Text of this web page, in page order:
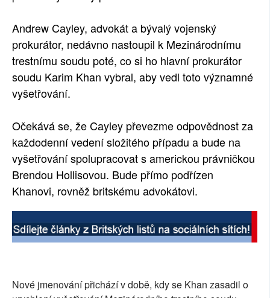
Andrew Cayley, advokát a bývalý vojenský
prokurátor, nedávno nastoupil k Mezinárodnímu
trestnímu soudu poté, co si ho hlavní prokurátor
soudu Karim Khan vybral, aby vedl toto významné
vyšetřování.
Očekává se, že Cayley převezme odpovědnost za
každodenní vedení složitého případu a bude na
vyšetřování spolupracovat s americkou právničkou
Brendou Hollisovou. Bude přímo podřízen
Khanovi, rovněž britskému advokátovi.
Nové jmenování přichází v době, kdy se Khan zasadil o